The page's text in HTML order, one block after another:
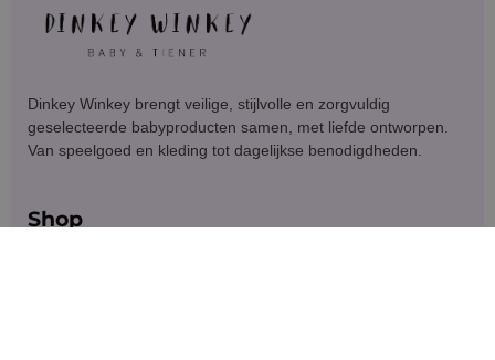
Dinkey Winkey brengt veilige, stijlvolle en zorgvuldig
geselecteerde babyproducten samen, met liefde ontworpen.
Van speelgoed en kleding tot dagelijkse benodigdheden.
Shop